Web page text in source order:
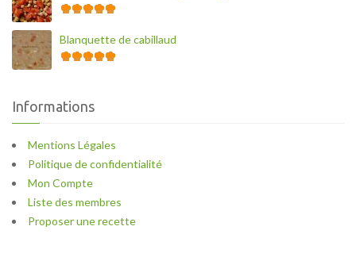
Blanquette de cabillaud
Informations
Mentions Légales
Politique de confidentialité
Mon Compte
Liste des membres
Proposer une recette